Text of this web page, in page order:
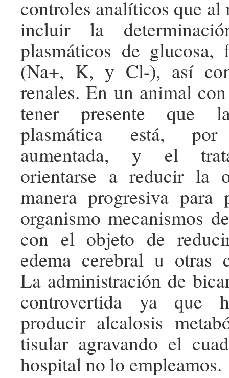
controles analíticos que al
incluir la
plasmáticos de glucosa,
(Na+, K, y Cl-), así
renales. En un animal
tener presente que
plasmática está,
aumentada, y el
orientarse a reducir la
manera progresiva para
organismo mecanismos
con el objeto de
edema cerebral u otras
La administración de
controvertida ya que
producir alcalosis
tisular agravando el
hospital no lo empleamos.